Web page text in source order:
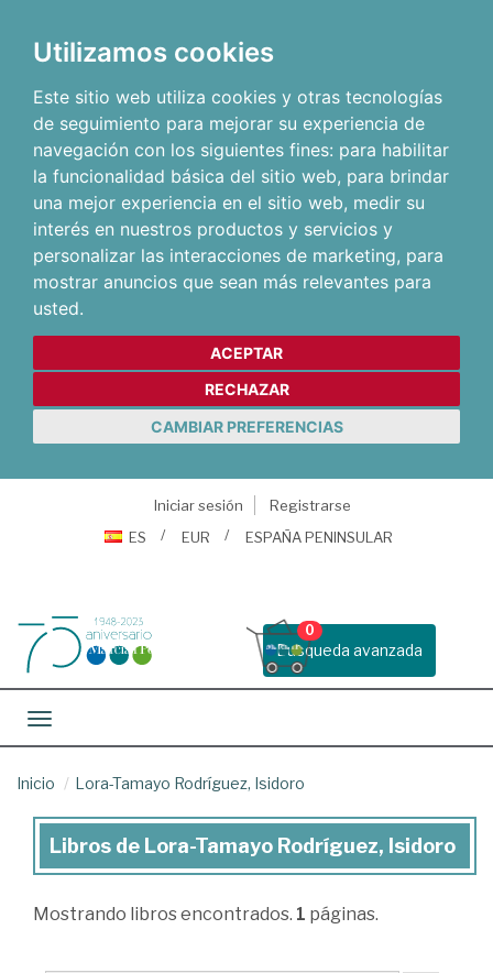
Utilizamos cookies
Este sitio web utiliza cookies y otras tecnologías
de seguimiento para mejorar su experiencia de
navegación con los siguientes fines: para habilitar
la funcionalidad básica del sitio web, para brindar
una mejor experiencia en el sitio web, medir su
interés en nuestros productos y servicios y
personalizar las interacciones de marketing, para
mostrar anuncios que sean más relevantes para
usted.
ACEPTAR
RECHAZAR
CAMBIAR PREFERENCIAS
Iniciar sesión
Registrarse
ES
EUR ESPAÑA PENINSULAR
Busqueda avanzada
0
Toggle navigation
Inicio Lora-Tamayo Rodríguez, Isidoro
Libros
Lora-
Libros de Lora-Tamayo Rodríguez, Isidoro
Mostrando libros encontrados. 1 páginas.